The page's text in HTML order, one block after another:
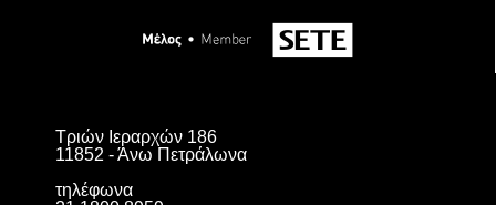
Τριών Ιεραρχών 186
11852 - Άνω Πετράλωνα
τηλέφωνα